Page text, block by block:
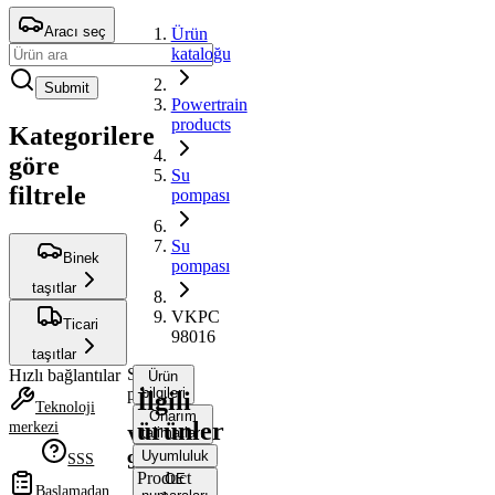
Aracı seç
Submit
Kategorilere
göre
filtrele
Binek
taşıtlar
Ticari
taşıtlar
Hızlı bağlantılar
Teknoloji
merkezi
SSS
Başlamadan
Ürün
kataloğu
Powertrain
products
Su
pompası
Su
pompası
VKPC
98016
Su
pompası
VKPC
98016
Ürün
bilgileri
Onarım
talimatları
Uyumluluk
OE
İlgili
ürünler
Product